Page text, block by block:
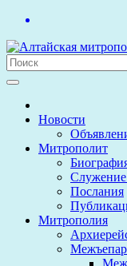
Перейти
содержимому
Новости
Митрополит
Служение
Послания
Митрополия